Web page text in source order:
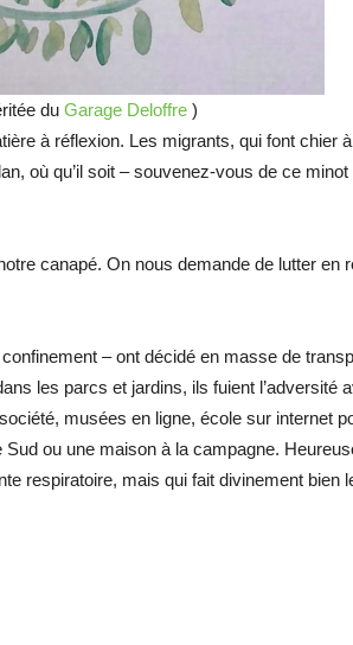
du Garage Deloffre)
à réflexion. Les migrants, qui font chier
où qu’il soit – souvenez-vous de ce
canapé. On nous demande de lutter en
– ont décidé en masse de
les parcs et jardins, ils fuient l’adversité
musées en ligne, école sur internet
ou une maison à la campagne.
respiratoire, mais qui fait divinement